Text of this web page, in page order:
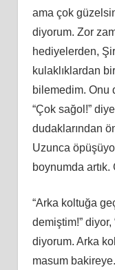
ama çok
diyorum. Zor
hediyelerden,
kulaklıklardan
bilemedim. Onu
“Çok sağol!”
dudaklarından
Uzunca
boynumda
“Arka koltuğa
demiştim!”
diyorum. Arka
masum